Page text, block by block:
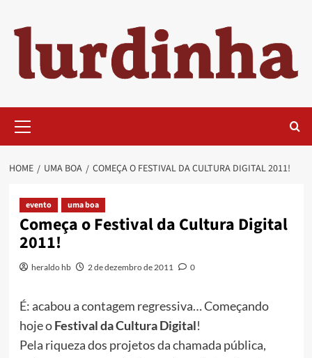
content
Menu
HOME UMA BOA COMEÇA O FESTIVAL DA CULTURA DIGITAL 2011!
evento uma boa
Começa o Festival da Cultura Digital
2011!
heraldo hb 2 de dezembro de 2011 0
É: acabou a contagem regressiva… Começando
hoje oFestival da Cultura Digital!
Pela riqueza dos projetos da chamada pública,